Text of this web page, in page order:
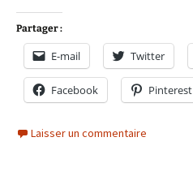
Partager :
E-mail Twitter
Facebook Pinterest
Laisser un commentaire